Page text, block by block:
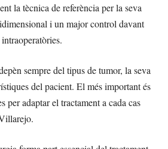
la tècnica de referència per la seva
i un major control davant
sempre del tipus de tumor, la seva
del pacient. El més important és
per adaptar el tractament a cada cas